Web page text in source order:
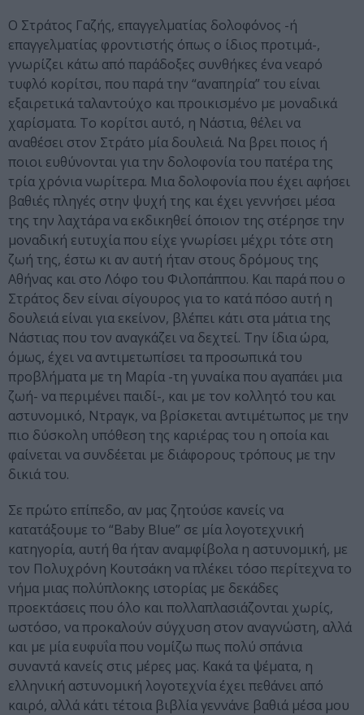
Ο Στράτος Γαζής, επαγγελματίας δολοφόνος -ή
επαγγελματίας φροντιστής όπως ο ίδιος προτιμά-,
γνωρίζει κάτω από παράδοξες συνθήκες ένα νεαρό
τυφλό κορίτσι, που παρά την “αναπηρία” του είναι
εξαιρετικά ταλαντούχο και προικισμένο με μοναδικά
χαρίσματα. Το κορίτσι αυτό, η Νάστια, θέλει να
αναθέσει στον Στράτο μία δουλειά. Να βρει ποιος ή
ποιοι ευθύνονται για την δολοφονία του πατέρα της
τρία χρόνια νωρίτερα. Μια δολοφονία που έχει αφήσει
βαθιές πληγές στην ψυχή της και έχει γεννήσει μέσα
της την λαχτάρα να εκδικηθεί όποιον της στέρησε την
μοναδική ευτυχία που είχε γνωρίσει μέχρι τότε στη
ζωή της, έστω κι αν αυτή ήταν στους δρόμους της
Αθήνας και στο Λόφο του Φιλοπάππου. Και παρά που ο
Στράτος δεν είναι σίγουρος για το κατά πόσο αυτή η
δουλειά είναι για εκείνον, βλέπει κάτι στα μάτια της
Νάστιας που τον αναγκάζει να δεχτεί. Την ίδια ώρα,
όμως, έχει να αντιμετωπίσει τα προσωπικά του
προβλήματα με τη Μαρία -τη γυναίκα που αγαπάει μια
ζωή- να περιμένει παιδί-, και με τον κολλητό του και
αστυνομικό, Ντραγκ, να βρίσκεται αντιμέτωπος με την
πιο δύσκολη υπόθεση της καριέρας του η οποία και
φαίνεται να συνδέεται με διάφορους τρόπους με την
δικιά του.
Σε πρώτο επίπεδο, αν μας ζητούσε κανείς να
κατατάξουμε το “Baby Blue” σε μία λογοτεχνική
κατηγορία, αυτή θα ήταν αναμφίβολα η αστυνομική, με
τον Πολυχρόνη Κουτσάκη να πλέκει τόσο περίτεχνα το
νήμα μιας πολύπλοκης ιστορίας με δεκάδες
προεκτάσεις που όλο και πολλαπλασιάζονται χωρίς,
ωστόσο, να προκαλούν σύγχυση στον αναγνώστη, αλλά
και με μία ευφυΐα που νομίζω πως πολύ σπάνια
συναντά κανείς στις μέρες μας. Κακά τα ψέματα, η
ελληνική αστυνομική λογοτεχνία έχει πεθάνει από
καιρό, αλλά κάτι τέτοια βιβλία γεννάνε βαθιά μέσα μου